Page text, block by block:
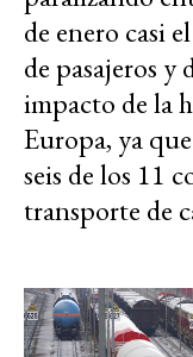
de enero casi
de pasajeros y
impacto de la
Europa, ya
seis de los 11
transporte de